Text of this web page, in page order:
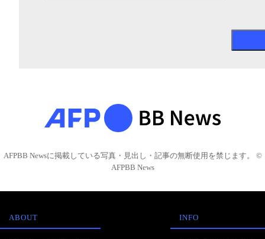
AFPBB Newsに掲載している写真・見出し・記事の無断使用を禁じます。 ©
AFPBB News
ABOUT INFO